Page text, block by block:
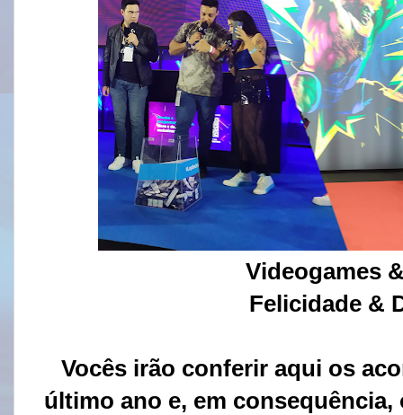
Videogames
Felicidade &
Vocês irão conferir aqui os
último ano e, em